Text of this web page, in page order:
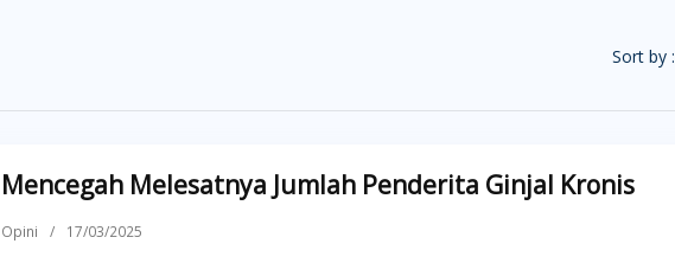
Sort by :
Mencegah Melesatnya Jumlah Penderita Ginjal Kronis
Opini / 17/03/2025